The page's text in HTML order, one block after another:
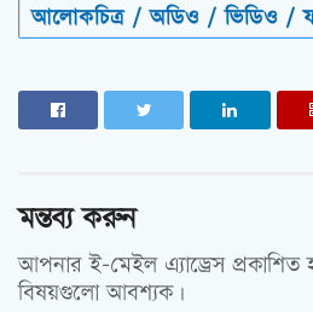
আলোকচিত্র / অডিও / ভিডিও /
মন্তব্য করুন
আপনার ই-মেইল এ্যাড্রেস প্রকাশিত
বিষয়গুলো আবশ্যক।